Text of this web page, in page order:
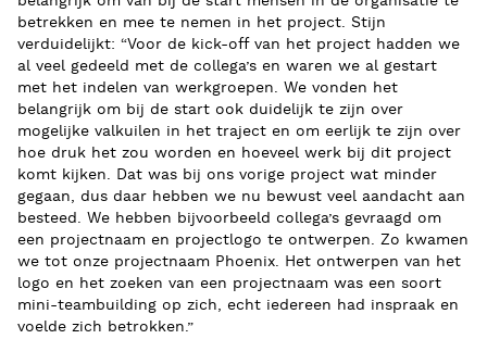
betrekken en mee te nemen in het project. Stijn
verduidelijkt: “Voor de kick-off van het project hadden we
al veel gedeeld met de collega’s en waren we al gestart
met het indelen van werkgroepen. We vonden het
belangrijk om bij de start ook duidelijk te zijn over
mogelijke valkuilen in het traject en om eerlijk te zijn over
hoe druk het zou worden en hoeveel werk bij dit project
komt kijken. Dat was bij ons vorige project wat minder
gegaan, dus daar hebben we nu bewust veel aandacht aan
besteed. We hebben bijvoorbeeld collega’s gevraagd om
een projectnaam en projectlogo te ontwerpen. Zo kwamen
we tot onze projectnaam Phoenix. Het ontwerpen van het
logo en het zoeken van een projectnaam was een soort
mini-teambuilding op zich, echt iedereen had inspraak en
voelde zich betrokken.”